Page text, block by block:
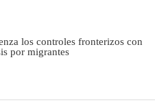
los controles fronterizos con
por migrantes